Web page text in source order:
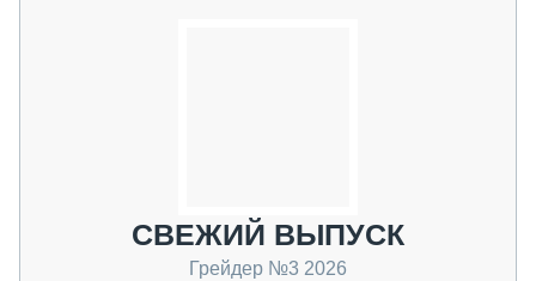
СВЕЖИЙ ВЫПУСК
Грейдер №3 2026